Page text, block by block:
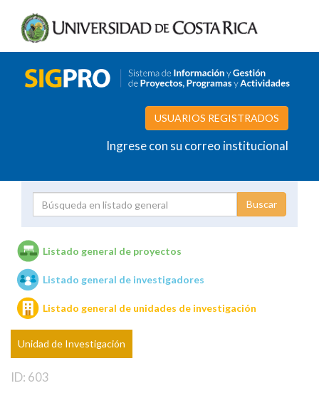
USUARIOS REGISTRADOS
Ingrese con su correo institucional
Unidades de investigación
Listado general de proyectos
Listado general de investigadores
Listado general de unidades de investigación
Unidad de Investigación
ID: 603